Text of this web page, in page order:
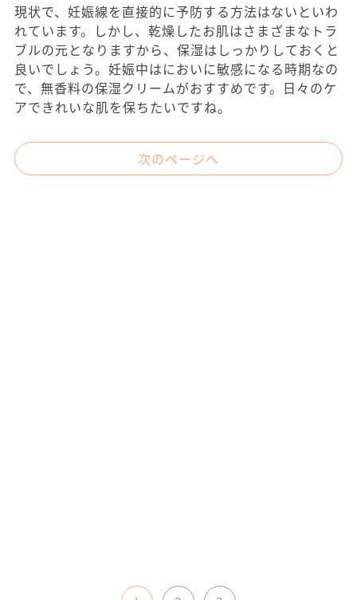
現状で、妊娠線を直接的に予防する方法はないといわ
れています。しかし、乾燥したお肌はさまざまなトラ
ブルの元となりますから、保湿はしっかりしておくと
良いでしょう。妊娠中はにおいに敏感になる時期なの
で、無香料の保湿クリームがおすすめです。日々のケ
アできれいな肌を保ちたいですね。
次のページへ